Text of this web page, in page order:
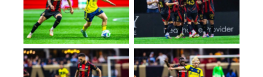
No Caption No Caption